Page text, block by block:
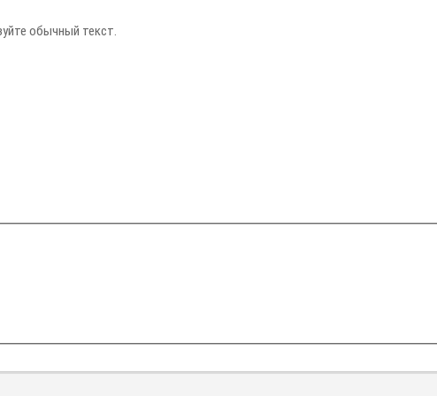
обычный текст.